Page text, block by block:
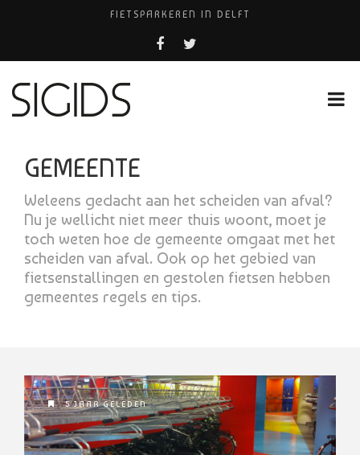
FIETSPARKEREN IN DELFT
PIZZERIA POMPEÏ ￼
BELEEF DE MAGIE VAN FILM BIJ KINEPOLIS
GEMEENTE
Weleens gedacht aan het scheiden van afval?
Nu je wellicht niet meer thuis woont, moet je
toch weten hoe de gemeente omgaat met het
scheiden van afval. Ook op het gebied van
fietsenstallingen en gestolen fietsen hebben
gemeentes regels en tips.
5 JAAR GELEDEN